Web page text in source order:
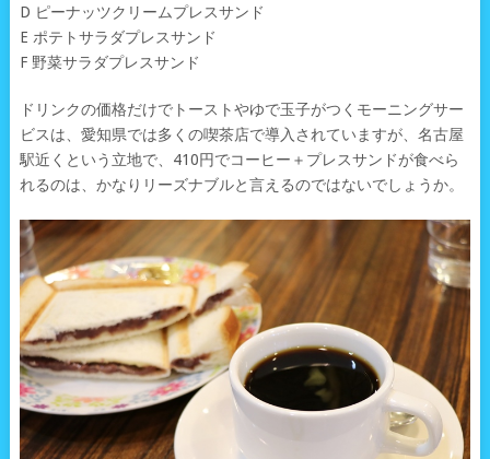
D ピーナッツクリームプレスサンド
E ポテトサラダプレスサンド
F 野菜サラダプレスサンド
ドリンクの価格だけでトーストやゆで玉子がつくモーニングサー
ビスは、愛知県では多くの喫茶店で導入されていますが、名古屋
駅近くという立地で、410円でコーヒー＋プレスサンドが食べら
れるのは、かなりリーズナブルと言えるのではないでしょうか。